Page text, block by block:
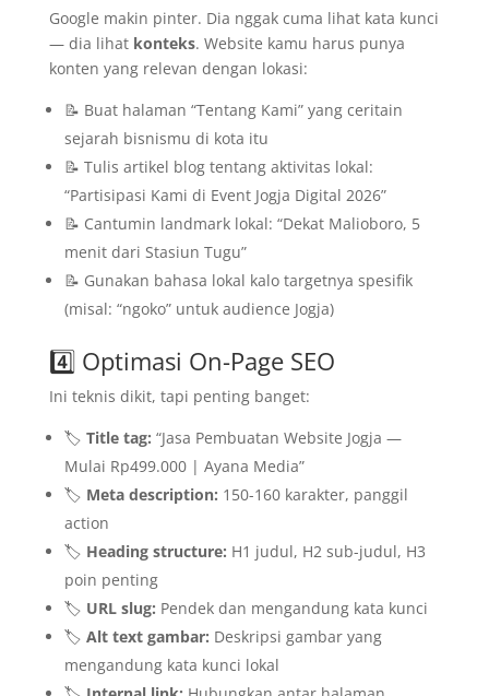
Google makin pinter. Dia nggak cuma lihat kata kunci
— dia lihat konteks. Website kamu harus punya
konten yang relevan dengan lokasi:
📝 Buat halaman “Tentang Kami” yang ceritain
sejarah bisnismu di kota itu
📝 Tulis artikel blog tentang aktivitas lokal:
“Partisipasi Kami di Event Jogja Digital 2026”
📝 Cantumin landmark lokal: “Dekat Malioboro, 5
menit dari Stasiun Tugu”
📝 Gunakan bahasa lokal kalo targetnya spesifik
(misal: “ngoko” untuk audience Jogja)
4️⃣ Optimasi On-Page SEO
Ini teknis dikit, tapi penting banget:
🏷️ Title tag: “Jasa Pembuatan Website Jogja —
Mulai Rp499.000 | Ayana Media”
🏷️ Meta description: 150-160 karakter, panggil
action
🏷️ Heading structure: H1 judul, H2 sub-judul, H3
poin penting
🏷️ URL slug: Pendek dan mengandung kata kunci
🏷️ Alt text gambar: Deskripsi gambar yang
mengandung kata kunci lokal